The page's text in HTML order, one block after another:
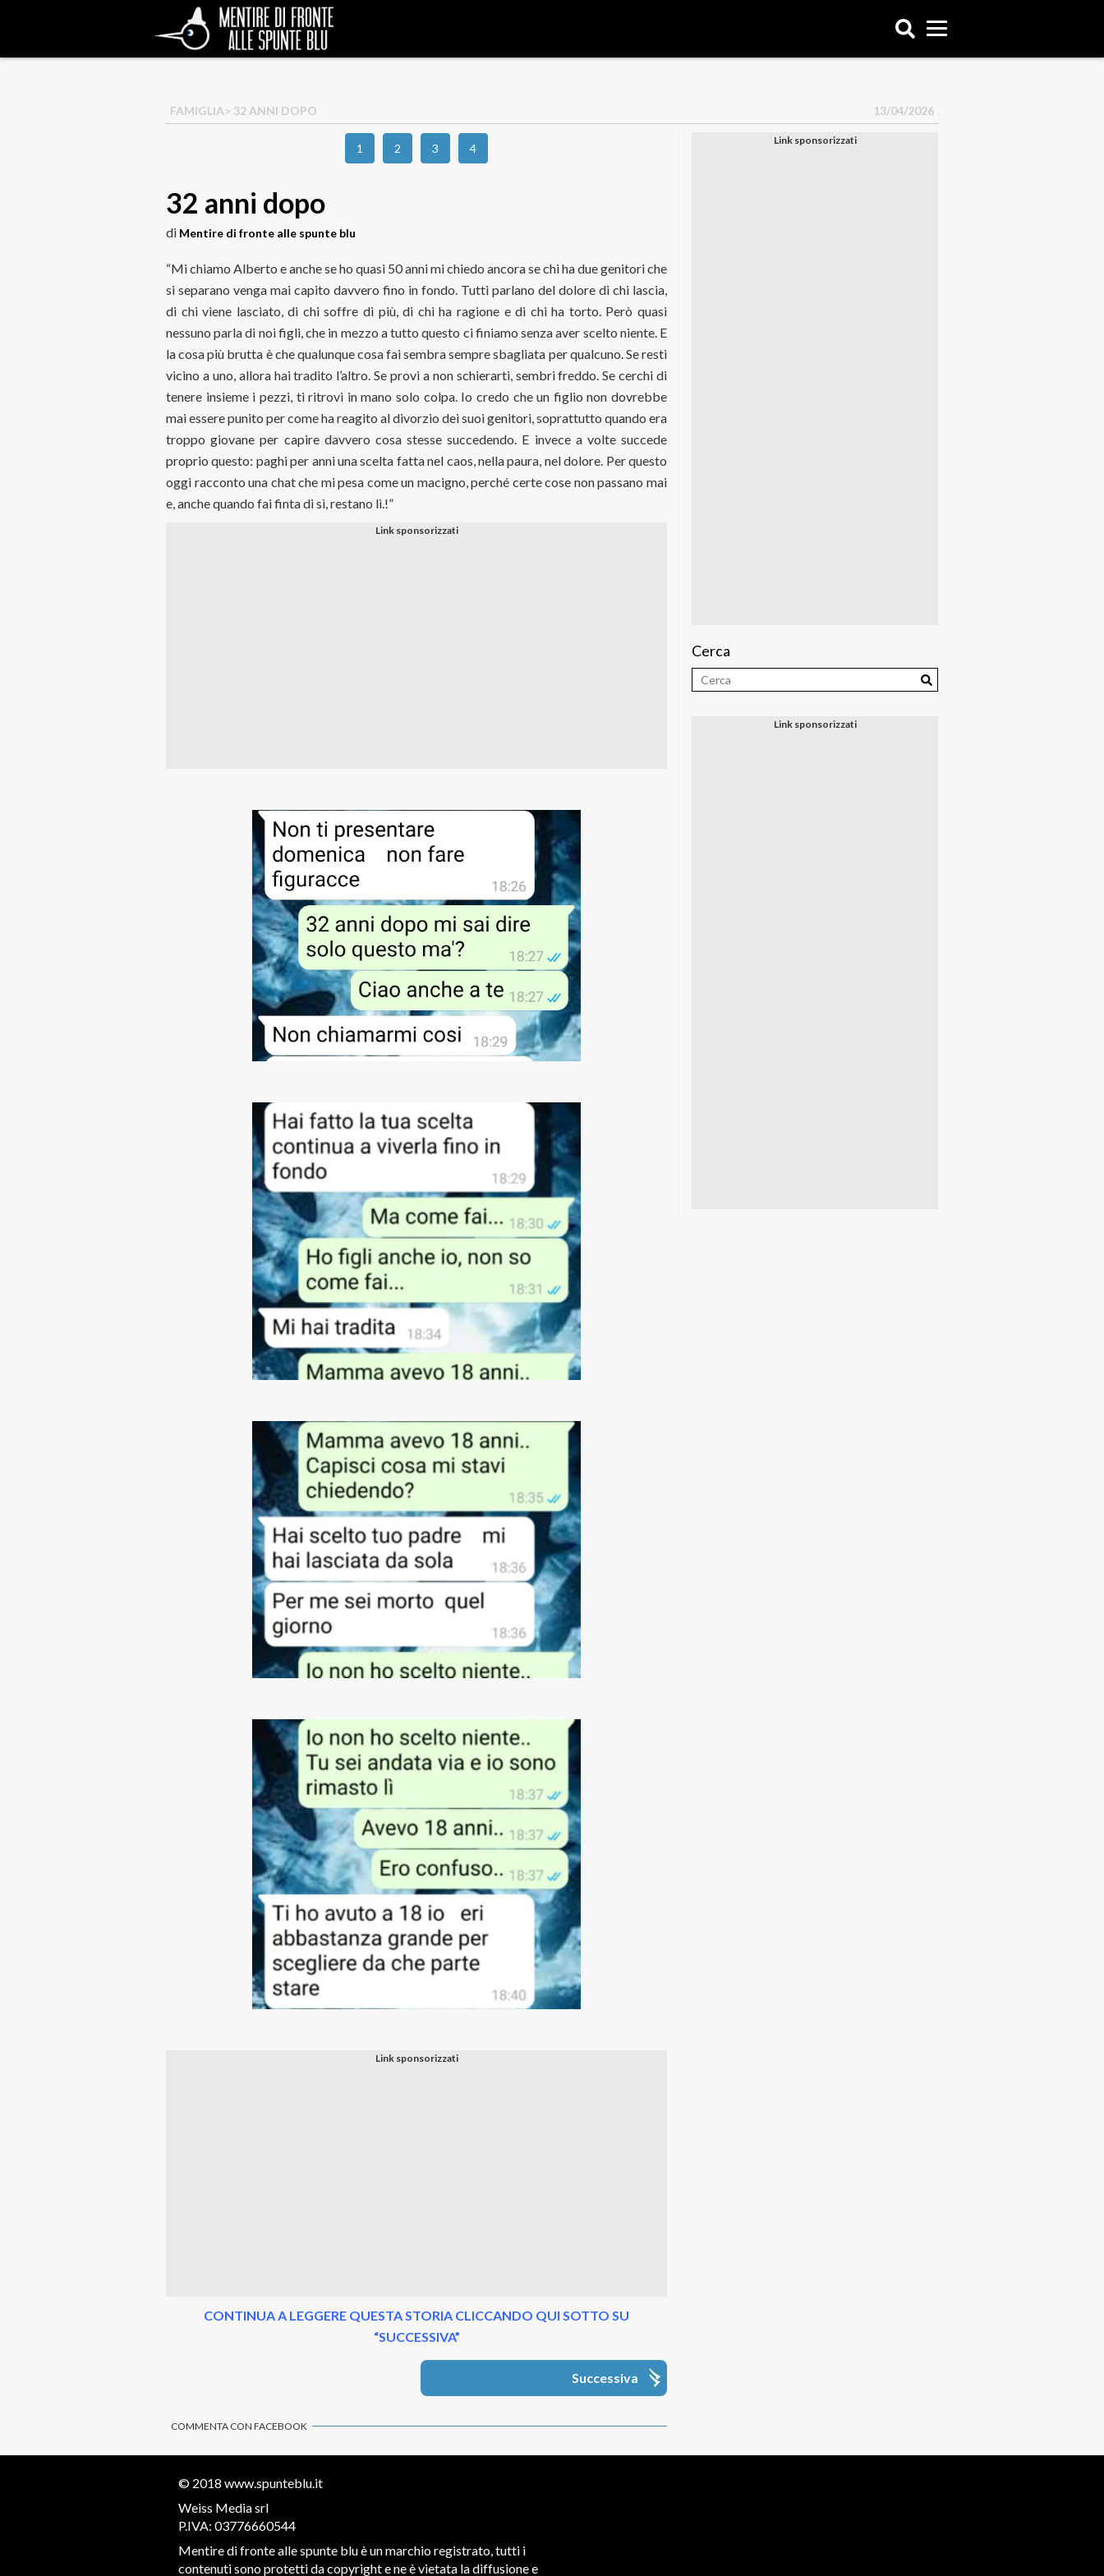
FAMIGLIA> 32 ANNI DOPO 13/04/2026
1 2 3 4
32 anni dopo
di Mentire di fronte alle spunte blu
“Mi chiamo Alberto e anche se ho quasi 50 anni mi chiedo ancora se chi ha due genitori che
si separano venga mai capito davvero fino in fondo. Tutti parlano del dolore di chi lascia,
di chi viene lasciato, di chi soffre di più, di chi ha ragione e di chi ha torto. Però quasi
nessuno parla di noi figli, che in mezzo a tutto questo ci finiamo senza aver scelto niente. E
la cosa più brutta è che qualunque cosa fai sembra sempre sbagliata per qualcuno. Se resti
vicino a uno, allora hai tradito l’altro. Se provi a non schierarti, sembri freddo. Se cerchi di
tenere insieme i pezzi, ti ritrovi in mano solo colpa. Io credo che un figlio non dovrebbe
mai essere punito per come ha reagito al divorzio dei suoi genitori, soprattutto quando era
troppo giovane per capire davvero cosa stesse succedendo. E invece a volte succede
proprio questo: paghi per anni una scelta fatta nel caos, nella paura, nel dolore. Per questo
oggi racconto una chat che mi pesa come un macigno, perché certe cose non passano mai
e, anche quando fai finta di sì, restano lì.!”
CONTINUA A LEGGERE QUESTA STORIA CLICCANDO QUI SOTTO SU
“SUCCESSIVA”
Successiva
COMMENTA CON FACEBOOK
Cerca
© 2018 www.spunteblu.it
Weiss Media srl
P.IVA: 03776660544
Mentire di fronte alle spunte blu è un marchio registrato, tutti i
contenuti sono protetti da copyright e ne è vietata la diffusione e